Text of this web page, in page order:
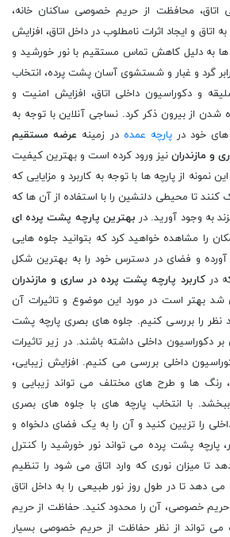
اتاق، محافظت از حریم خصوصی ساکنان خانه،
اتاق و ایجاد اثرات نامطلوب در داخل اتاق، افزایش
به دلیل کاهش تماس مستقیم با نور خورشید و
گرد و غبار و شستشوی آسان پشت پرده، انتخاب
و دکوراسیون داخلی اتاق، افزایش امنیت و
شدن از بیرون ذکر کرد. نساجی آنلاین با توجه به
خود در پارچه عمده در زمینه عرضه مستقیم
و مازندران نیز ورود کرده است و بهترین کیفیت
نمونه از پارچه ها با توجه به کاربرد و مزایایی که
کنند تا محیطی دلنشین را با استفاده از آن ها که
به وجود آورید. در بهترین پارچه پشت پرده ای
را مشاهده خواهید کرد که بتوانید جلوه هایی
آورده و فضای در دسترس خود را به بهترین شکل
درکاربرد پارچه پشت پرده در ساری و مازندران
بهتر است در مورد این موضوع و تاثیرات آن
نظر را بررسی کنیم. جلوه های بصری پارچه پشت
بر دکوراسیون داخلی داشته باشند. در زیر تاثیرات
داخلی بررسی می کنیم. افزایش زیبایی،
رنگ ها و طرح های مختلف می تواند زیبایی و
با انتخاب پارچه های با جلوه های بصری
را تزیین کنید و آن را به یک فضای دلخواه و
پارچه پشت پرده می تواند نور خورشید را کنترل
تا میزان نوری که وارد اتاق می شود را تنظیم
می دهد تا در طول روز نور طبیعی را به داخل اتاق
حریم خصوصی، آن را محدود کنید. حفاظت از حریم
تواند از نظر حفاظت از حریم خصوصی بسیار